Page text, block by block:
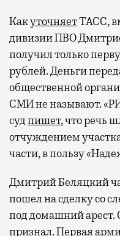
КакуточняетТАСС,
дивизии ПВО
получил только
рублей. Деньги
общественной
СМИ не называют.
судпишет, что речь
отчуждением
части, в пользу
Дмитрий Беляцкий
пошел на сделку со
под домашний арест.
признал. Первая